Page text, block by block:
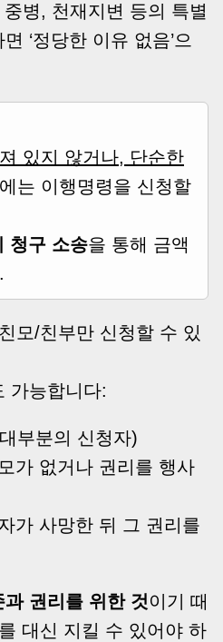
병, 천재지변 등의 특별
‘정당한 이유 없음’으
있지 않거나, 단순한
에는 이행명령을 신청할
청구 소송을 통해 금액
모/친부만 신청할 수 있
가능합니다:
부분의 신청자)
가 없거나 권리를 행사
가 사망한 뒤 그 권리를
과 권리를 위한 것이기 때
대신 지킬 수 있어야 하